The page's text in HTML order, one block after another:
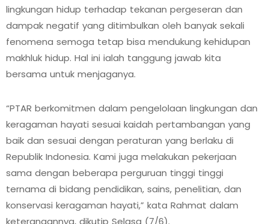
lingkungan hidup terhadap tekanan pergeseran dan
dampak negatif yang ditimbulkan oleh banyak sekali
fenomena semoga tetap bisa mendukung kehidupan
makhluk hidup. Hal ini ialah tanggung jawab kita
bersama untuk menjaganya.
“PTAR berkomitmen dalam pengelolaan lingkungan dan
keragaman hayati sesuai kaidah pertambangan yang
baik dan sesuai dengan peraturan yang berlaku di
Republik Indonesia. Kami juga melakukan pekerjaan
sama dengan beberapa perguruan tinggi tinggi
ternama di bidang pendidikan, sains, penelitian, dan
konservasi keragaman hayati,” kata Rahmat dalam
keterangannya, dikutip Selasa (7/6).